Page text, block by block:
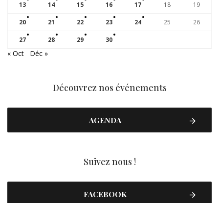
13 14 15 16 17 18 19
20 21 22 23 24 25 26
27 28 29 30
« Oct Déc »
Découvrez nos événements
AGENDA
Suivez nous !
FACEBOOK